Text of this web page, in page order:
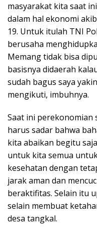
masyarakat kita saat
dalam hal ekonomi
19. Untuk itulah TNI
berusaha
Memang tidak bisa
basisnya didaerah
sudah bagus saya
mengikuti, imbuhnya.
Saat ini perekonomian
harus sadar bahwa
kita abaikan begitu
untuk kita semua
kesehatan dengan
jarak aman dan
beraktifitas. Selain itu
selain membuat
desa tangkal.